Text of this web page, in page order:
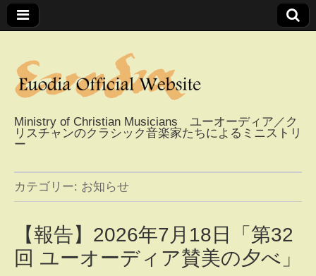
Euodia Official
Website / ユーオー
ディアオフィシャ
ルウェブサイト
Ministry of Christian Musicians ユーオーディア／ク
リスチャンのクラシック音楽家たちによるミニストリ
ー
カテゴリー: お知らせ
【報告】2026年7月18日「第32
回 ユーオーディア賛美の夕べ」